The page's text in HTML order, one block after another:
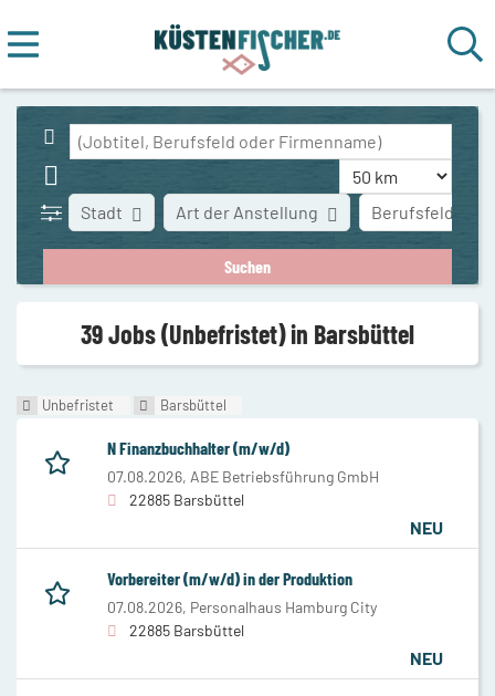
Stadt Art der Anstellung Berufsfeld
39 Jobs (Unbefristet) in Barsbüttel
Unbefristet Barsbüttel
N Finanzbuchhalter (m/w/d)
07.08.2026, ABE Betriebsführung GmbH
22885 Barsbüttel
NEU
Vorbereiter (m/w/d) in der Produktion
07.08.2026, Personalhaus Hamburg City
22885 Barsbüttel
NEU